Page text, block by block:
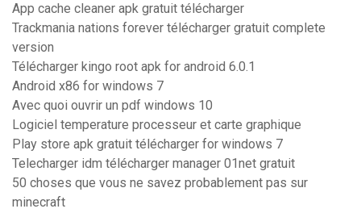
App cache cleaner apk gratuit télécharger
Trackmania nations forever télécharger gratuit complete
version
Télécharger kingo root apk for android 6.0.1
Android x86 for windows 7
Avec quoi ouvrir un pdf windows 10
Logiciel temperature processeur et carte graphique
Play store apk gratuit télécharger for windows 7
Telecharger idm télécharger manager 01net gratuit
50 choses que vous ne savez probablement pas sur
minecraft